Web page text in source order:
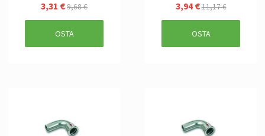
3,31 €9,68 €
OSTA
3,94 €11,17 €
OSTA